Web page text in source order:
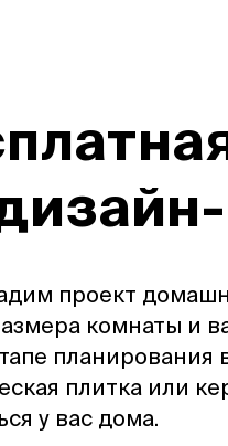
проект
комнаты и
планирования
плитка или
у вас дома.